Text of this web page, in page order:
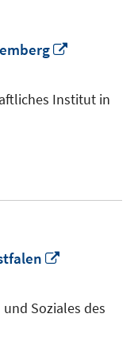
öffnen
Institut in
öffnen
Soziales des